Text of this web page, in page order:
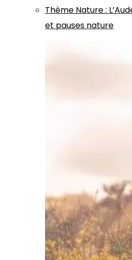
Thème Nature:
et pauses nature